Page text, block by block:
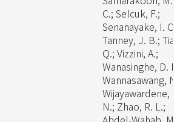
C.; Selcuk, F.;
Senanayake, I. C.;
Tanney, J. B.;
Q.; Vizzini, A.;
Wanasinghe, D.
Wannasawang,
Wijayawardene,
N.; Zhao, R. L.;